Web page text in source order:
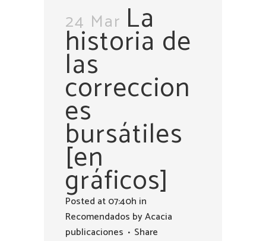
24 Mar La
historia de
las
correccion
es
bursátiles
[en
gráficos]
Posted at 07:40h in
Recomendados byAcacia
publicaciones
Share